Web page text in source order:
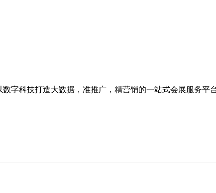
字科技打造大数据，准推广，精营销的一站式会展服务平